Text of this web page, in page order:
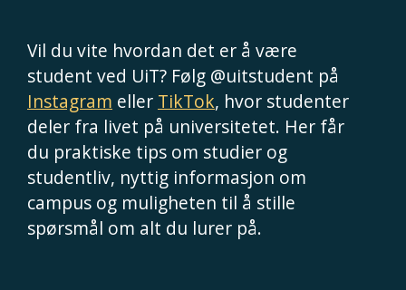
Vil du vite hvordan det er å være
student ved UiT? Følg @uitstudent på
Instagram eller TikTok, hvor studenter
deler fra livet på universitetet. Her får
du praktiske tips om studier og
studentliv, nyttig informasjon om
campus og muligheten til å stille
spørsmål om alt du lurer på.